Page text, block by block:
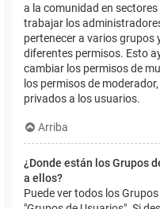
a la comunidad en
trabajar los
pertenecer a varios grupos
diferentes permisos. Esto
cambiar los permisos de
los permisos de
privados a los usuarios.
Arriba
¿Donde están los Grupos
a ellos?
Puede ver todos los